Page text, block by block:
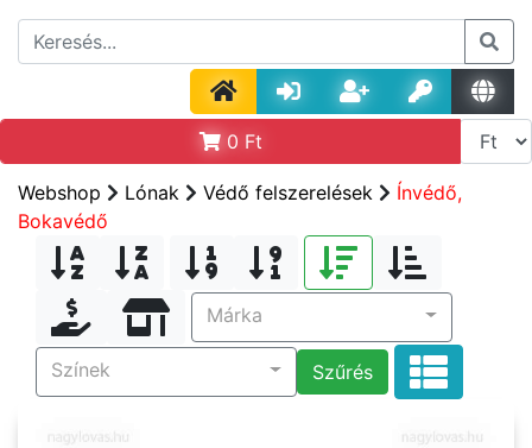
0 Ft
Webshop Lónak Védő felszerelések
Ínvédő,
Bokavédő
Márka
Színek Szűrés